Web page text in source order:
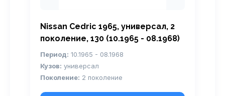
Nissan Cedric 1965, универсал, 2
поколение, 130 (10.1965 - 08.1968)
Период: 10.1965 - 08.1968
Кузов: универсал
Поколение: 2 поколение